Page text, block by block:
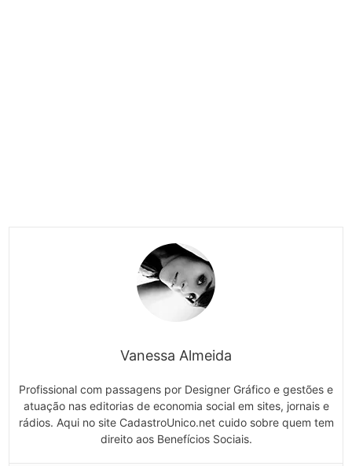
Vanessa Almeida
Profissional com passagens por Designer Gráfico e gestões e
atuação nas editorias de economia social em sites, jornais e
rádios. Aqui no site CadastroUnico.net cuido sobre quem tem
direito aos Benefícios Sociais.